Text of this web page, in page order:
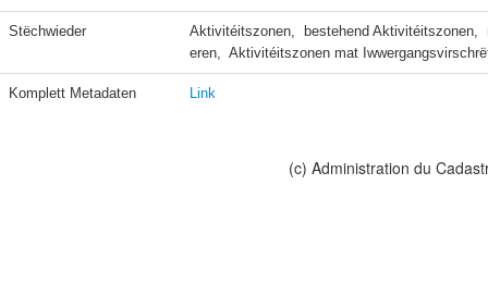
Stëchwieder
Aktivitéitszonen,  bestehend Aktivitéitszonen,
eren,  Aktivitéitszonen mat
Komplett Metadaten Link
(c) Administration du